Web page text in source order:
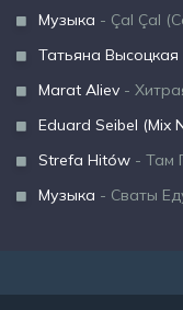
Музыка - Çal Çal
Татьяна Высоцкая
Marat Aliev -
Eduard Seibel (Mix
Strefa Hitów - Там
Музыка - Сваты